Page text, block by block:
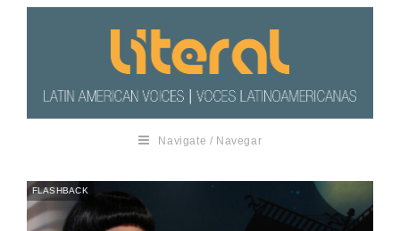
Navigate / Navegar
FLASHBACK